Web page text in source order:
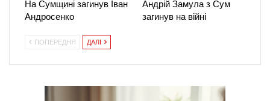
На Сумщині загинув Іван
Андросенко
Андрій Замула з Сум
загинув на війні
ПОПЕРЕДНЯ ДАЛІ